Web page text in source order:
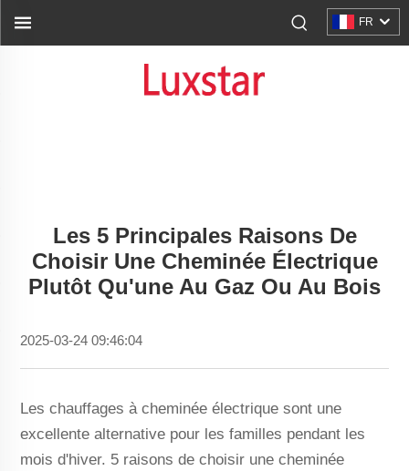
FR
Les 5 Principales Raisons De
Choisir Une Cheminée Électrique
Plutôt Qu'une Au Gaz Ou Au Bois
2025-03-24 09:46:04
Les chauffages à cheminée électrique sont une
excellente alternative pour les familles pendant les
mois d'hiver. 5 raisons de choisir une cheminée